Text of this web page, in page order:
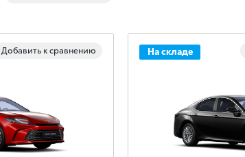
Добавить к сравнению На складе